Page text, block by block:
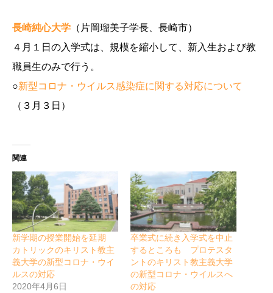
長崎純心大学 （片岡瑠美子学長、長崎市）
４月１日の入学式は、規模を縮小して、新入生および教
職員生のみで行う。
○新型コロナ・ウイルス感染症に関する対応について
（３月３日）
関連
新学期の授業開始を延期
カトリックのキリスト教主
義大学の新型コロナ・ウイ
ルスの対応
2020年4月6日
卒業式に続き入学式を中止
するところも プロテスタ
ントのキリスト教主義大学
の新型コロナ・ウイルスへ
の対応